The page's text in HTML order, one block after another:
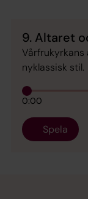
9. Altaret
nyklassisk stil.
0:00
Spela